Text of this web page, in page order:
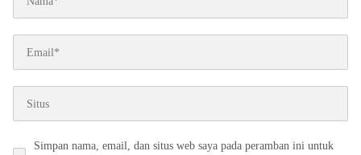
Simpan nama, email, dan situs web saya pada peramban ini untuk